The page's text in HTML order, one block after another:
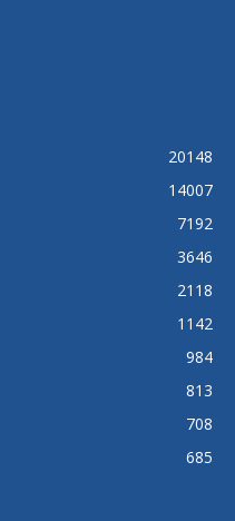
20148
14007
7192
3646
2118
1142
984
813
708
685